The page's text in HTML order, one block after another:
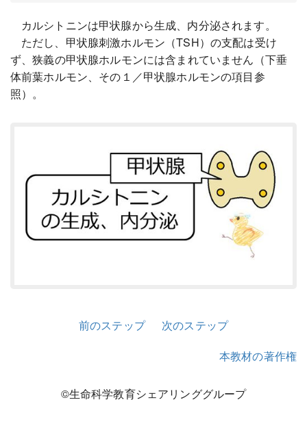
カルシトニンは甲状腺から生成、内分泌されます。
ただし、甲状腺刺激ホルモン（TSH）の支配は受け
ず、狭義の甲状腺ホルモンには含まれていません（下垂
体前葉ホルモン、その１／甲状腺ホルモンの項目参
照）。
前のステップ
次のステップ
本教材の著作権
©生命科学教育シェアリンググループ